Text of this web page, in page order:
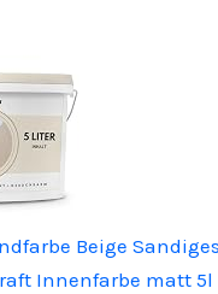
Beige
Innenfarbe matt 5l